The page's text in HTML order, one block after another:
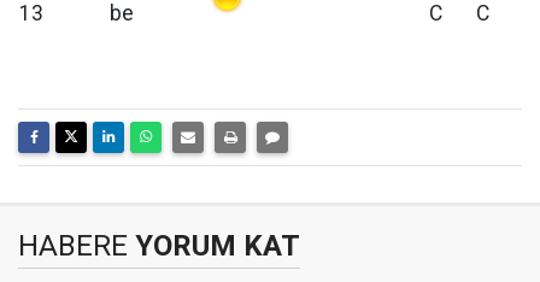
13
be
C
C
HABERE YORUM KAT